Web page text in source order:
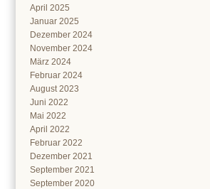
April 2025
Januar 2025
Dezember 2024
November 2024
März 2024
Februar 2024
August 2023
Juni 2022
Mai 2022
April 2022
Februar 2022
Dezember 2021
September 2021
September 2020